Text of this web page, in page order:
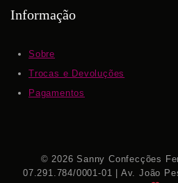
Informação
Sobre
Trocas e Devoluções
Pagamentos
© 2026 Sanny Confecções
07.291.784/0001-01 | Av. João